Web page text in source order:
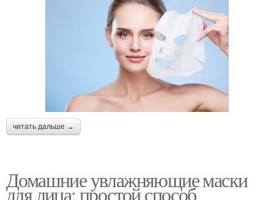
читать дальше →
Домашние увлажняющие маски
для лица: простой способ